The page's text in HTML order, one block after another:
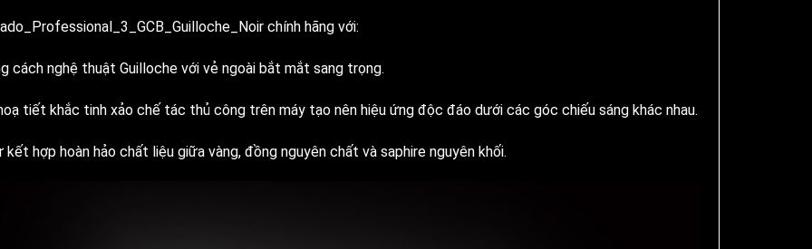
chính hãng với:
cách nghệ thuật Guilloche với vẻ ngoài bắt mắt sang trọng.
tiết khắc tinh xảo chế tác thủ công trên máy tạo nên hiệu ứng độc đáo dưới các góc chiếu sáng khác nhau.
kết hợp hoàn hảo chất liệu giữa vàng, đồng nguyên chất và saphire nguyên khối.